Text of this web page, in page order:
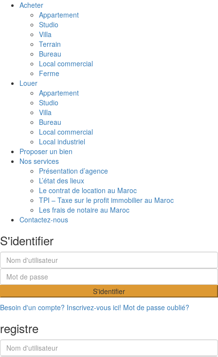
Acheter
Appartement
Studio
Villa
Terrain
Bureau
Local commercial
Ferme
Louer
Appartement
Studio
Villa
Bureau
Local commercial
Local industriel
Proposer un bien
Nos services
Présentation d’agence
L’état des lieux
Le contrat de location au Maroc
TPI – Taxe sur le profit immobilier au Maroc
Les frais de notaire au Maroc
Contactez-nous
S'identifier
S'identifier
Besoin d'un compte? Inscrivez-vous ici! Mot de passe oublié?
registre